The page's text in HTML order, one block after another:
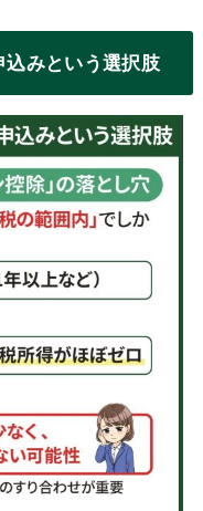
込みという選択肢